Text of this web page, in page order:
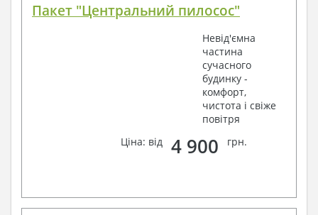
Пакет "Центральний пилосос"
Невід'ємна
частина
сучасного
будинку -
комфорт,
чистота і свіже
повітря
Ціна: від
4 900 грн.